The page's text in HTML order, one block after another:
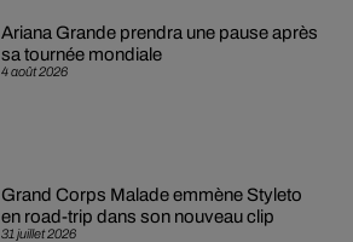
4 août 2026
Ariana Grande prendra une pause après
sa tournée mondiale
31 juillet 2026
Grand Corps Malade emmène Styleto
en road-trip dans son nouveau clip